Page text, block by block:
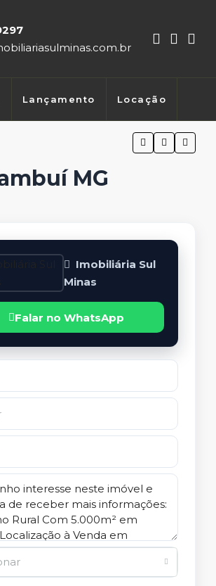
Lançamento Locação
MG
Imobiliária Sul
Minas
Falar no WhatsApp